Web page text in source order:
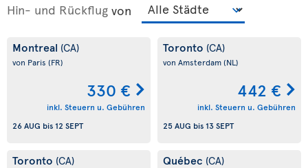
Hin- und Rückflug von
Montreal (CA)
von Paris (FR)
330 €
inkl. Steuern u. Gebühren
26 AUG bis 12 SEPT
Toronto (CA)
von Amsterdam(NL)
442 €
inkl. Steuern u. Gebühren
25 AUG bis 13 SEPT
Toronto (CA) Québec (CA)